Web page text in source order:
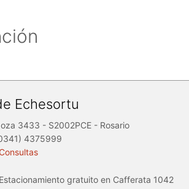
Echesortu
3433 - S2002PCE - Rosario
4375999
Consultas
Estacionamiento gratuito en Cafferata 1042